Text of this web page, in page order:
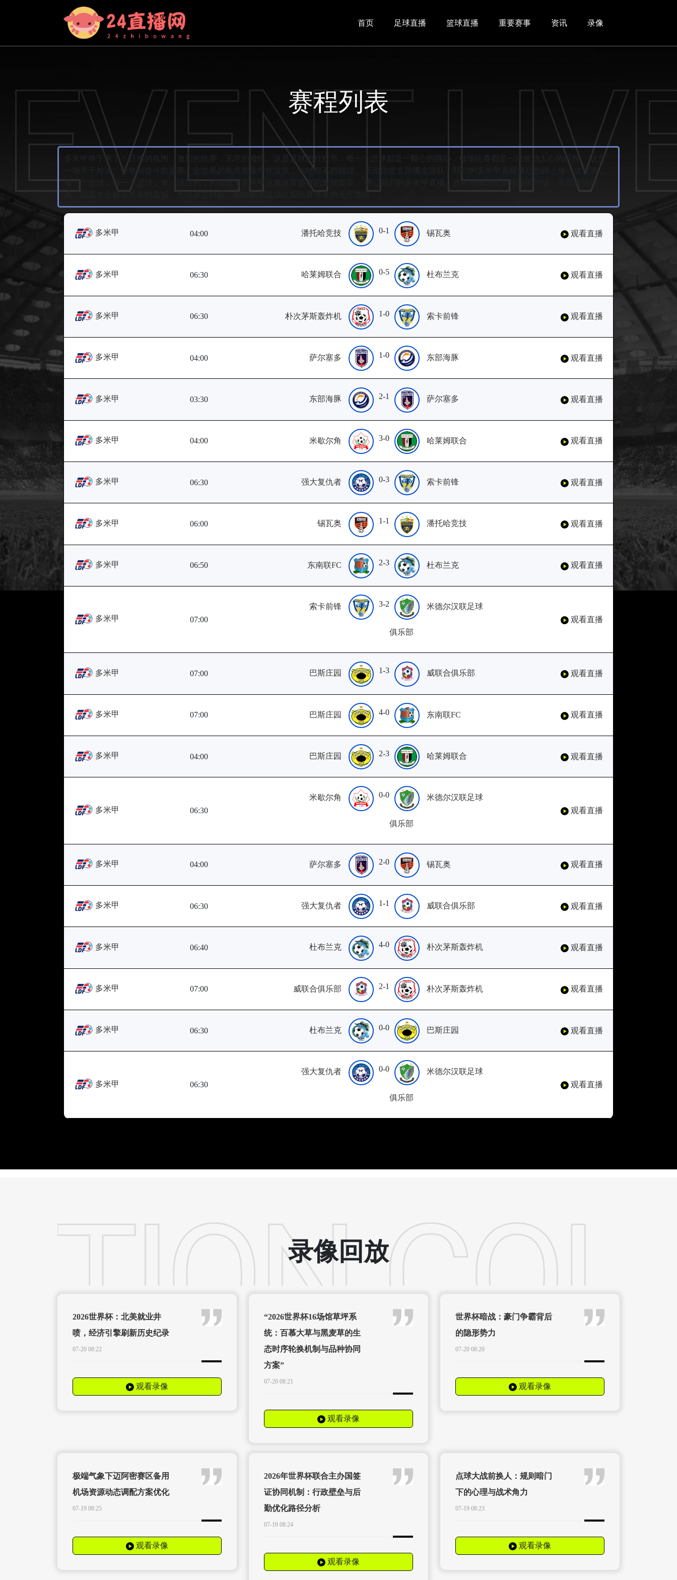
首页 足球直播 篮球直播 重要赛事 资讯 录像
赛程列表
多米甲终于来了！狂热的氛围，激烈的比赛，无尽的激情。这是足球的狂欢节，每一个进球都是一颗心的跳动，每场比赛都是一段激动人心的征程。 这是
一场关于对决、荣誉和奋斗的盛事。全世界的焦点都集中在这里，你绝对不想错过。 无论你是支持哪支球队，我们的多米甲直播将让您跟上每一次攻防，
每一个传球，每一个进球，每一场胜利，共同谱写多米甲这项体育盛事的辉煌篇章。 通过我们的多米甲直播，您将能够感受到现场的热情，享受高清画
多米甲 04:00 潘托哈竞技 0-1 锡瓦奥 观看直播
多米甲 06:30 哈莱姆联合 0-5 杜布兰克 观看直播
多米甲 06:30 朴次茅斯轰炸机 1-0 索卡前锋 观看直播
多米甲 04:00 萨尔塞多 1-0 东部海豚 观看直播
多米甲 03:30 东部海豚 2-1 萨尔塞多 观看直播
多米甲 04:00 米歇尔角 3-0 哈莱姆联合 观看直播
多米甲 06:30 强大复仇者 0-3 索卡前锋 观看直播
多米甲 06:00 锡瓦奥 1-1 潘托哈竞技 观看直播
多米甲 06:50 东南联FC 2-3 杜布兰克 观看直播
多米甲 07:00
索卡前锋 3-2 米德尔汉联足球
俱乐部
观看直播
多米甲 07:00 巴斯庄园 1-3 威联合俱乐部 观看直播
多米甲 07:00 巴斯庄园 4-0 东南联FC 观看直播
多米甲 04:00 巴斯庄园 2-3 哈莱姆联合 观看直播
多米甲 06:30
米歇尔角 0-0 米德尔汉联足球
俱乐部
观看直播
多米甲 04:00 萨尔塞多 2-0 锡瓦奥 观看直播
多米甲 06:30 强大复仇者 1-1 威联合俱乐部 观看直播
多米甲 06:40 杜布兰克 4-0 朴次茅斯轰炸机 观看直播
多米甲 07:00 威联合俱乐部 2-1 朴次茅斯轰炸机 观看直播
多米甲 06:30 杜布兰克 0-0 巴斯庄园 观看直播
多米甲 06:30
强大复仇者 0-0 米德尔汉联足球
俱乐部
观看直播
录像回放
2026世界杯：北美就业井
喷，经济引擎刷新历史纪录
07-20 08:22
观看录像
“2026世界杯16场馆草坪系
统：百慕大草与黑麦草的生
态时序轮换机制与品种协同
方案”
07-20 08:21
观看录像
世界杯暗战：豪门争霸背后
的隐形势力
07-20 08:20
观看录像
极端气象下迈阿密赛区备用
机场资源动态调配方案优化
07-19 08:25
观看录像
2026年世界杯联合主办国签
证协同机制：行政壁垒与后
勤优化路径分析
07-19 08:24
观看录像
点球大战前换人：规则暗门
下的心理与战术角力
07-19 08:23
观看录像